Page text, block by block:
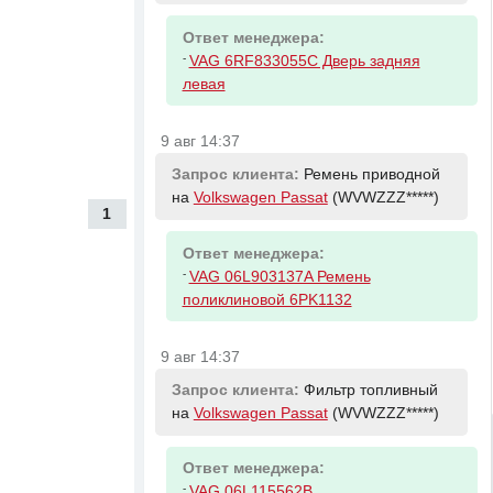
1
Ответ менеджера:
- VAG 6RF833055C Дверь задняя
левая
9 авг 14:37
Запрос клиента: Ремень приводной
на Volkswagen Passat(WVWZZZ*****)
Ответ менеджера:
- VAG 06L903137A Ремень
поликлиновой 6PK1132
9 авг 14:37
Запрос клиента: Фильтр топливный
на Volkswagen Passat(WVWZZZ*****)
Ответ менеджера:
-